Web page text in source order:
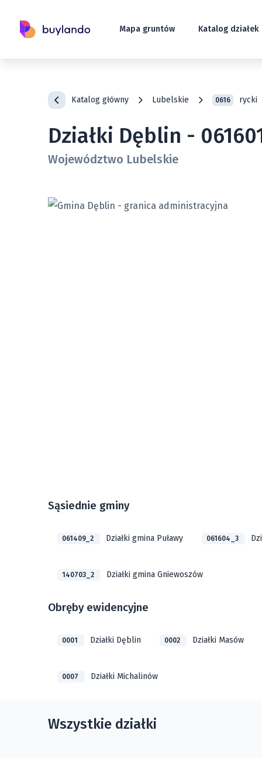
Mapa gruntów Katalog działek
Katalog główny Lubelskie 0616 rycki
Działki Dęblin -
Województwo Lubelskie
Sąsiednie gminy
061409_2 Działki gmina Puławy 061604_3
140703_2 Działki gmina Gniewoszów
Obręby ewidencyjne
0001 Działki Dęblin 0002 Działki Masów
0007 Działki Michalinów
Wszystkie działki